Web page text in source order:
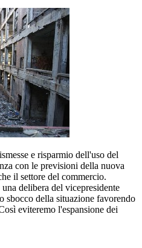
e risparmio dell'uso del
con le previsioni della nuova
il settore del commercio.
delibera del vicepresidente
sbocco della situazione favorendo
eviteremo l'espansione dei